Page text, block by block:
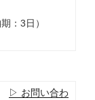
：3日）
▷ お問い合わ